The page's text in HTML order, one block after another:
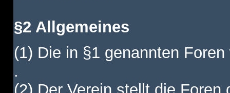
§2 Allgemeines
(1) Die in §1 genannten
.